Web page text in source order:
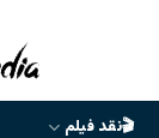
🎬نقد فیلم